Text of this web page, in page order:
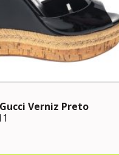
Verniz Preto